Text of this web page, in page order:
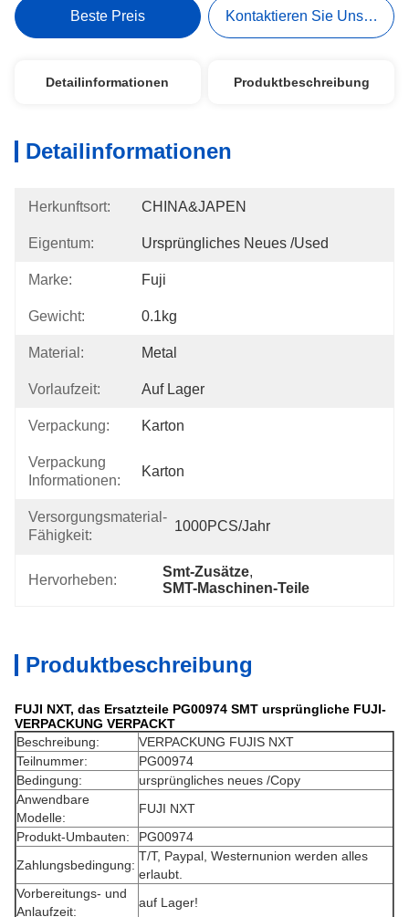
Beste Preis Kontaktieren Sie Uns Jetzt
Detailinformationen Produktbeschreibung
Detailinformationen
Herkunftsort: CHINA&JAPEN
Eigentum: Ursprüngliches Neues /used
Marke: Fuji
Gewicht: 0.1kg
Material: Metal
Vorlaufzeit: Auf Lager
Verpackung: Karton
Verpackung
Informationen:
Karton
Versorgungsmaterial-
Fähigkeit:
1000PCS/Jahr
Hervorheben:
Smt-Zusätze,
SMT-Maschinen-Teile
Produktbeschreibung
FUJI NXT, das Ersatzteile PG00974 SMT ursprüngliche FUJI-
VERPACKUNG VERPACKT
Beschreibung:
VERPACKUNG FUJIS NXT
Teilnummer:
PG00974
Bedingung:
ursprüngliches neues /Copy
Anwendbare
Modelle:
FUJI NXT
Produkt-Umbauten:
PG00974
Zahlungsbedingung:
T/T, Paypal, Westernunion werden alles
erlaubt.
Vorbereitungs- und
Anlaufzeit:
auf Lager!